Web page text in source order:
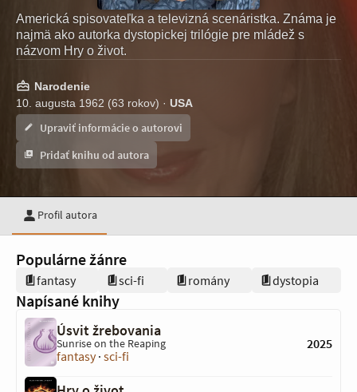
Americká spisovateľka a televizná scenáristka. Známa je
najmä ako autorka dystopickej trilógie pre mládež s
názvom Hry o život.
Narodenie
10. augusta 1962 (63 rokov) · USA
Upraviť informácie o autorovi
Pridať knihu od autora
Profil autora
Populárne žánre
fantasy sci-fi romány dystopia
Napísané knihy
Úsvit žrebovania
Sunrise on the Reaping
fantasy· sci-fi
2025